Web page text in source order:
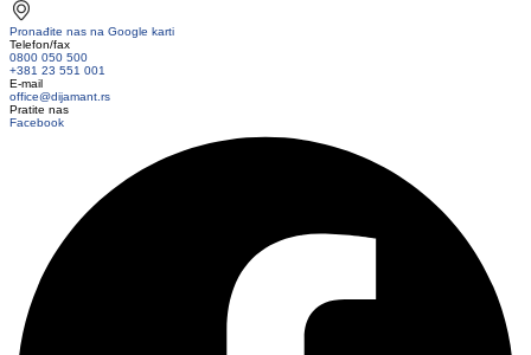
Pronađite nas na Google karti
Telefon/fax
0800 050 500
+381 23 551 001
E-mail
office@dijamant.rs
Pratite nas
Facebook